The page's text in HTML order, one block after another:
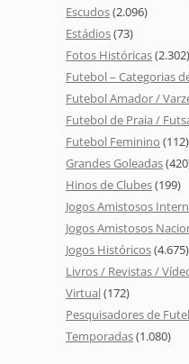
Escudos(2.096)
Estádios(73)
Fotos Históricas(2.302)
Futebol – Categorias
Futebol Amador /
Futebol de Praia /
Futebol Feminino (112)
Grandes Goleadas
Hinos de Clubes(199)
Jogos Amistosos
Jogos Amistosos
Jogos Históricos(4.675)
Livros / Revistas /
Virtual(172)
Pesquisadores de
Temporadas(1.080)